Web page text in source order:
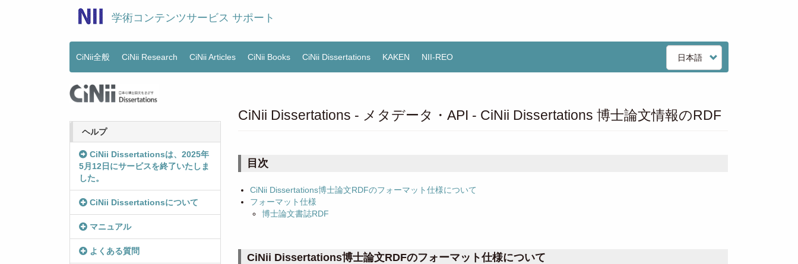
学術コンテンツサービス サポート
Main
menu
CiNii全般 CiNii Research CiNii Articles CiNii Books CiNii Dissertations KAKEN NII-REO
Select
your
language
ヘルプ
CiNii Dissertationsは、2025年
5月12日にサービスを終了いたしま
した。
CiNii Dissertationsについて
マニュアル
よくある質問
CiNii Dissertations - メタデータ・API - CiNii Dissertations 博士論文情報のRDF
目次
CiNii Dissertations博士論文RDFのフォーマット仕様について
フォーマット仕様
博士論文書誌RDF
CiNii Dissertations博士論文RDFのフォーマット仕様について